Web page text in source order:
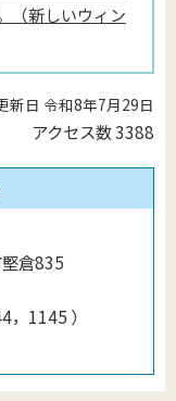
（新しいウィン
新日 令和8年7月29日
アクセス数3388
倉835
，1145 ）